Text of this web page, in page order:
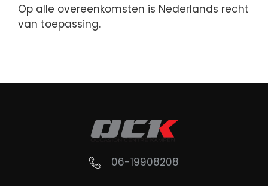
Op alle overeenkomsten is Nederlands recht
van toepassing.
06-19908208